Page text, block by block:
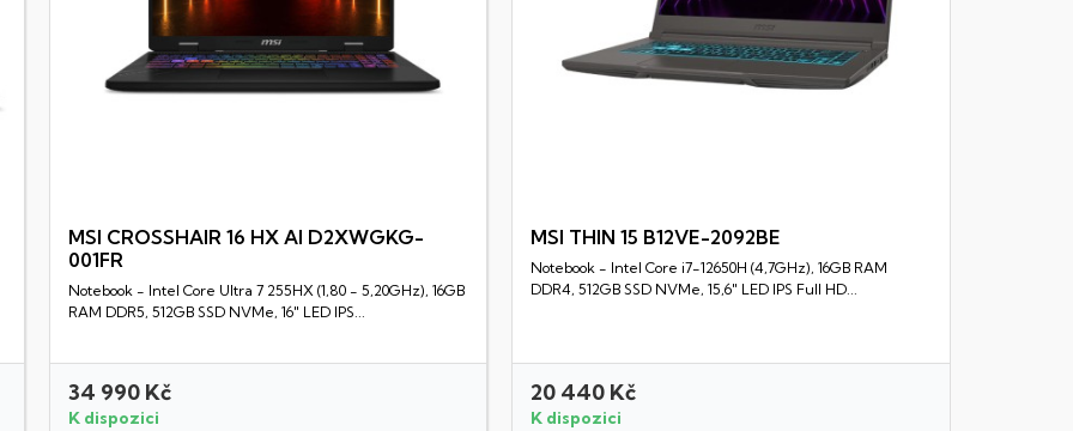
MSI CROSSHAIR 16 HX AI D2XWGKG-
001FR
Notebook - Intel Core Ultra 7 255HX (1,80 - 5,20GHz), 16GB
RAM DDR5, 512GB SSD NVMe, 16" LED IPS...
34 990 Kč
K dispozici
Rychlý náhled
MSI THIN 15 B12VE-2092BE
Notebook - Intel Core i7-12650H (4,7GHz), 16GB RAM
DDR4, 512GB SSD NVMe, 15,6" LED IPS Full HD...
20 440 Kč
K dispozici